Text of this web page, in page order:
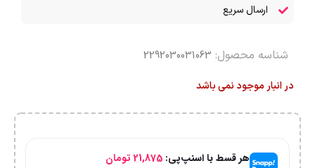
ارسال سریع
شناسه محصول: 2292030031063
در انبار موجود نمی باشد
هر قسط با اسنپ‌پی: 21,875 تومان